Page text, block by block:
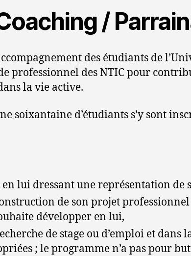
/
des étudiants de
professionnel des NTIC pour
la vie active.
soixantaine d’étudiants s’y sont
lui dressant une représentation
de son projet
développer en lui,
de stage ou d’emploi et
; le programme n’a pas pour